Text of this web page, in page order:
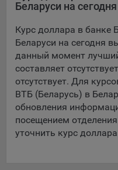
рекламы пользователю.
9.1. Технические
применяемые при
для оставления отзыва
cookie используются в
работы сайтов и
функционала
системах. Вместе с тем,
браузер, чтобы он
Беларуси на сегодня
Курс доллара в банке
Беларуси на сегодня
данный момент
составляет
отсутствует. Для
ВТБ (Беларусь) в
обновления
посещением
уточнить курс